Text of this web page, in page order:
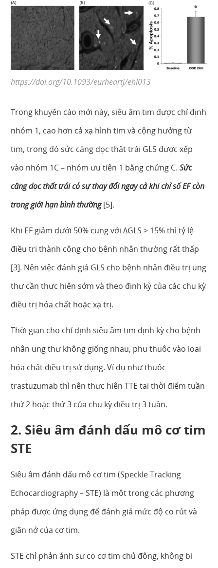
https://doi.org/10.1093/eurheartj/ehl013
Trong khuyến cáo mới này, siêu âm tim được chỉ định
nhóm 1, cao hơn cả xạ hình tim và cộng hưởng từ
tim, trong đó sức căng dọc thất trái GLS được xếp
vào nhóm 1C – nhóm ưu tiên 1 bằng chứng C.Sức
căng dọc thất trái có sự thay đổi ngay cả khi chỉ số EF còn
trong giới hạn bình thường[5].
Khi EF giảm dưới 50% cung với ∆GLS > 15% thì tỷ lệ
điều trị thành công cho bệnh nhân thường rất thấp
[3]. Nên việc đánh giá GLS cho bệnh nhân điều trị ung
thư cần thực hiện sớm và theo định kỳ của các chu kỳ
điều trị hóa chất hoặc xạ trị.
Thời gian cho chỉ định siêu âm tim định kỳ cho bệnh
nhân ung thư không giống nhau, phụ thuộc vào loại
hóa chất điều trị sử dụng. Ví dụ như thuốc
trastuzumab thì nên thực hiện TTE tại thời điểm tuần
thứ 2 hoặc thứ 3 của chu kỳ điều trị 3 tuần.
2. Siêu âm đánh dấu mô cơ tim
STE
Siêu âm đánh dấu mô cơ tim (Speckle Tracking
Echocardiography – STE) là một trong các phương
pháp được ứng dụng để đánh giá mức độ co rút và
giãn nở của cơ tim.
STE chỉ phản ánh sự co cơ tim chủ động, không bị